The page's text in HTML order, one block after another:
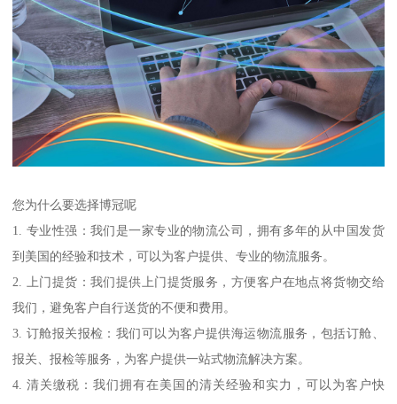
您为什么要选择博冠呢
1. 专业性强：我们是一家专业的物流公司，拥有多年的从中国发货
到美国的经验和技术，可以为客户提供、专业的物流服务。
2. 上门提货：我们提供上门提货服务，方便客户在地点将货物交给
我们，避免客户自行送货的不便和费用。
3. 订舱报关报检：我们可以为客户提供海运物流服务，包括订舱、
报关、报检等服务，为客户提供一站式物流解决方案。
4. 清关缴税：我们拥有在美国的清关经验和实力，可以为客户快